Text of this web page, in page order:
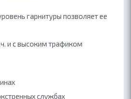
гарнитуры позволяет ее
и с высоким трафиком
службах